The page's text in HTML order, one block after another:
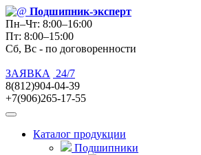
Подшипник-эксперт
Пн–Чт: 8:00–16:00
Пт: 8:00–15:00
Сб, Вс - по договоренности
ЗАЯВКА
24/7
8(812)904-04-39
+7(906)265-17-55
Каталог продукции
Подшипники